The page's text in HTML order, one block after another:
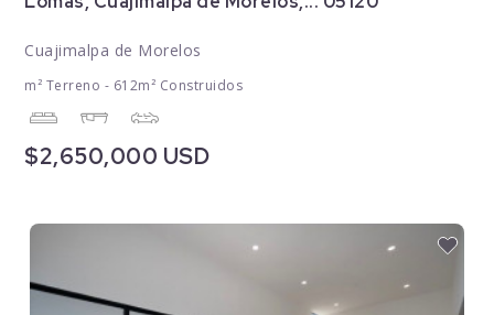
Cuajimalpa de Morelos
m² Terreno - 612m² Construidos
$2,650,000 USD